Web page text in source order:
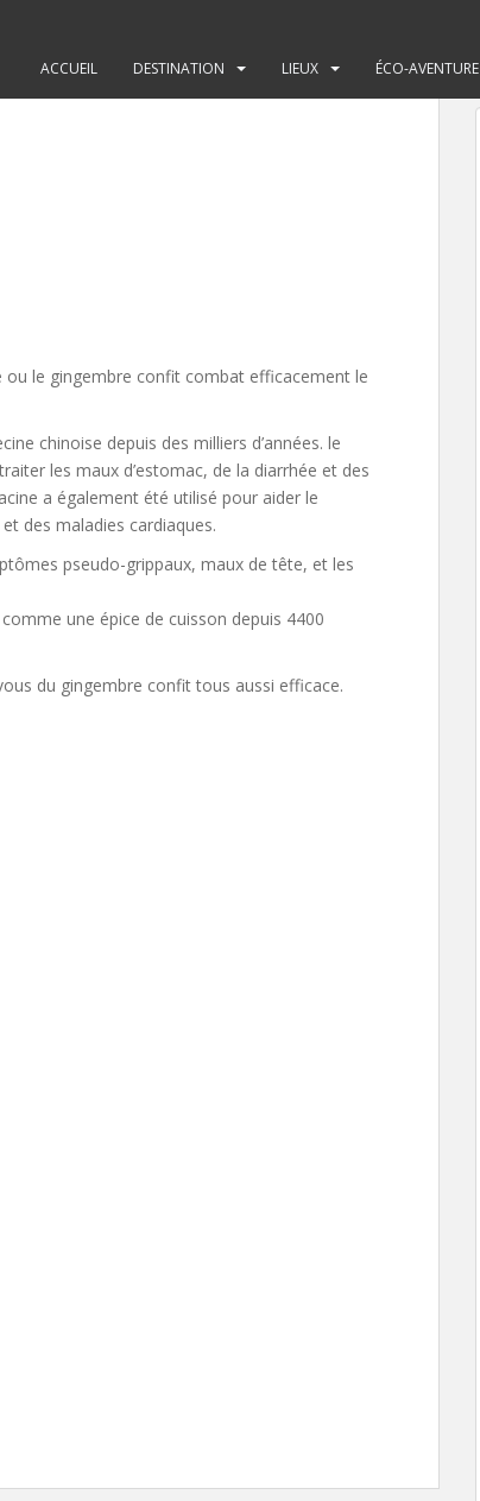
ACCUEIL DESTINATION LIEUX ÉCO-AVENTURE
le gingembre confit combat efficacement le
chinoise depuis des milliers d’années. le
les maux d’estomac, de la diarrhée et des
a également été utilisé pour aider le
des maladies cardiaques.
pseudo-grippaux, maux de tête, et les
une épice de cuisson depuis 4400
du gingembre confit tous aussi efficace.